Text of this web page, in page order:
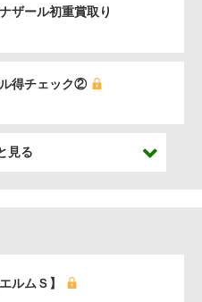
ザール初重賞取り
ル得チェック②
見る
ルムＳ】